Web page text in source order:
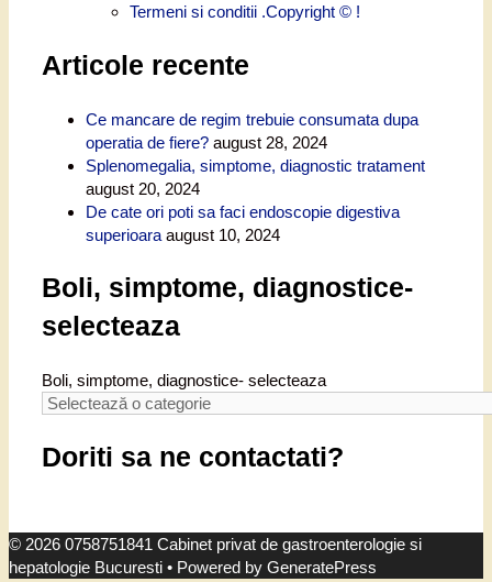
Termeni si conditii .Copyright © !
Articole recente
Ce mancare de regim trebuie consumata dupa
operatia de fiere? august 28, 2024
Splenomegalia, simptome, diagnostic tratament
august 20, 2024
De cate ori poti sa faci endoscopie digestiva
superioara august 10, 2024
Boli, simptome, diagnostice-
selecteaza
Boli, simptome, diagnostice- selecteaza
Doriti sa ne contactati?
© 2026 0758751841 Cabinet privat de gastroenterologie si
hepatologie Bucuresti • Powered by GeneratePress